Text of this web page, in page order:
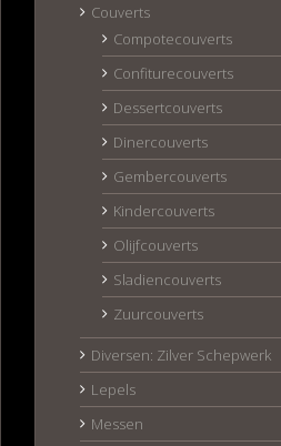
Couverts
Compotecouverts
Confiturecouverts
Dessertcouverts
Dinercouverts
Gembercouverts
Kindercouverts
Olijfcouverts
Sladiencouverts
Zuurcouverts
Diversen: Zilver Schepwerk
Lepels
Messen